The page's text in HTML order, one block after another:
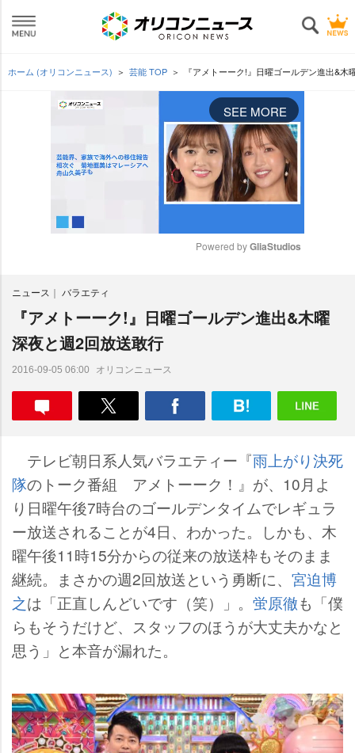
ホーム (オリコンニュース) 芸能 TOP 『アメトーーク!』日曜ゴールデン進出&木
SEE MORE
e
Powered by GliaStudios
ニュース バラエティ
『アメトーーク!』日曜ゴールデン進出&木曜
深夜と週2回放送敢行
2016-09-05 06:00 オリコンニュース
テレビ朝日系人気バラエティー『雨上がり決死
隊のトーク番組 アメトーーク！』が、10月よ
り日曜午後7時台のゴールデンタイムでレギュラ
ー放送されることが4日、わかった。しかも、木
曜午後11時15分からの従来の放送枠もそのまま
継続。まさかの週2回放送という勇断に、 宮迫博
之は「正直しんどいです（笑）」。 蛍原徹も「僕
らもそうだけど、スタッフのほうが大丈夫かなと
思う」と本音が漏れた。